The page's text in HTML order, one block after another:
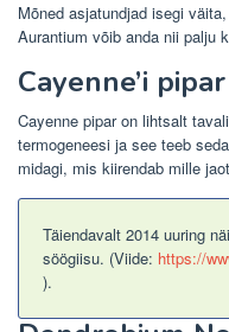
Mõned asjatundjad isegi
Aurantium võib anda nii palju
Cayenne’i pipar
Cayenne pipar on lihtsalt
termogeneesi ja see teeb
midagi, mis kiirendab mille
Täiendavalt 2014 uuring
söögiisu. (Viide: https://
).